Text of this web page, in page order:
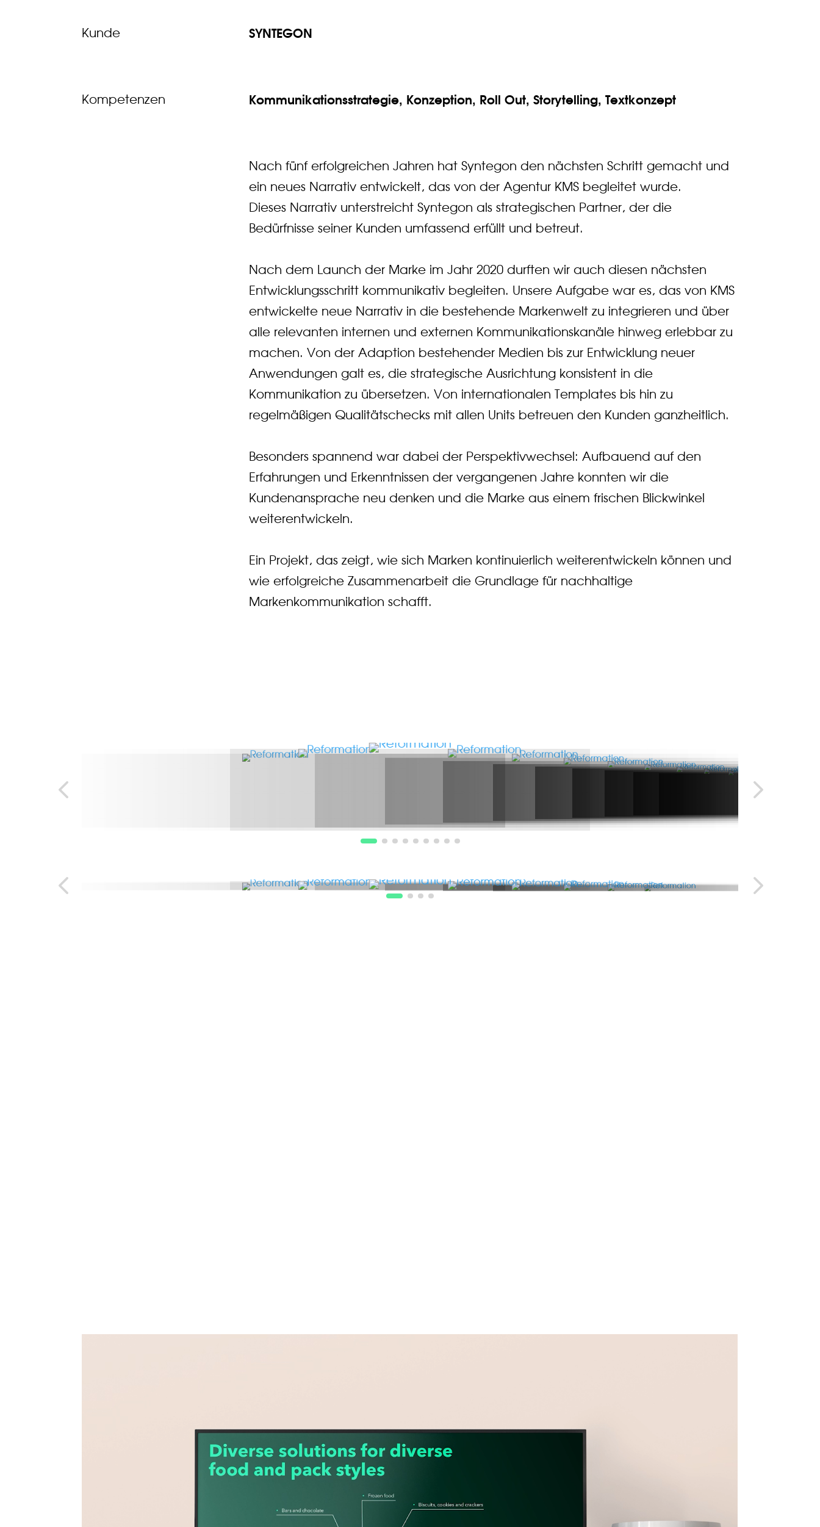
Kunde SYNTEGON
Kompetenzen Kommunikationsstrategie, Konzeption, Roll Out,Storytelling,Textkonzept
Nach fünf erfolgreichen Jahren hat Syntegon den nächsten Schritt gemacht und
ein neues Narrativ entwickelt, das von der Agentur KMS begleitet wurde.
Dieses Narrativ unterstreicht Syntegon als strategischen Partner, der die
Bedürfnisse seiner Kunden umfassend erfüllt und betreut.
Nach dem Launch der Marke im Jahr 2020 durften wir auch diesen nächsten
Entwicklungsschritt kommunikativ begleiten. Unsere Aufgabe war es, das von KMS
entwickelte neue Narrativ in die bestehende Markenwelt zu integrieren und über
alle relevanten internen und externen Kommunikationskanäle hinweg erlebbar zu
machen. Von der Adaption bestehender Medien bis zur Entwicklung neuer
Anwendungen galt es, die strategische Ausrichtung konsistent in die
Kommunikation zu übersetzen. Von internationalen Templates bis hin zu
regelmäßigen Qualitätschecks mit allen Units betreuen den Kunden ganzheitlich.
Besonders spannend war dabei der Perspektivwechsel: Aufbauend auf den
Erfahrungen und Erkenntnissen der vergangenen Jahre konnten wir die
Kundenansprache neu denken und die Marke aus einem frischen Blickwinkel
weiterentwickeln.
Ein Projekt, das zeigt, wie sich Marken kontinuierlich weiterentwickeln können und
wie erfolgreiche Zusammenarbeit die Grundlage für nachhaltige
Markenkommunikation schafft.